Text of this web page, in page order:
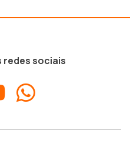
redes sociais